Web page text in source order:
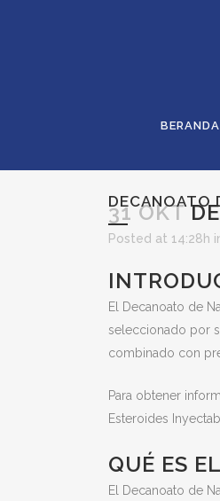
BERANDA
DECANOATO
31 OKT
Posted at 14:28h
El Decanoato de
seleccionado por
combinado con
Para obtener
Esteroides
QUÉ ES
El Decanoato de